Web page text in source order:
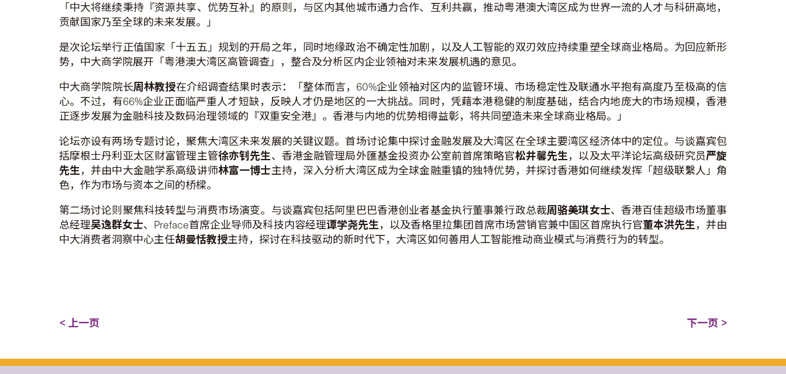
「中大将继续秉持『资源共享、优势互补』的原则，与区内其他城市通力合作、互利共赢，推动粤港澳大湾区成为世界一流的人才与科研高地，
贡献国家乃至全球的未来发展。」
是次论坛举行正值国家「十五五」规划的开局之年，同时地缘政治不确定性加剧，以及人工智能的双刃效应持续重塑全球商业格局。为回应新形
势，中大商学院展开「粤港澳大湾区高管调查」，整合及分析区内企业领袖对未来发展机遇的意见。
中大商学院院长周林教授在介绍调查结果时表示：「整体而言，60%企业领袖对区内的监管环境、市场稳定性及联通水平抱有高度乃至极高的信
心。不过，有66%企业正面临严重人才短缺，反映人才仍是地区的一大挑战。同时，凭藉本港稳健的制度基础，结合内地庞大的市场规模，香港
正逐步发展为金融科技及数码治理领域的『双重安全港』。香港与内地的优势相得益彰，将共同塑造未来全球商业格局。」
论坛亦设有两场专题讨论，聚焦大湾区未来发展的关键议题。首场讨论集中探讨金融发展及大湾区在全球主要湾区经济体中的定位。与谈嘉宾包
括摩根士丹利亚太区财富管理主管徐亦钊先生、香港金融管理局外匯基金投资办公室前首席策略官松井馨先生，以及太平洋论坛高级研究员严旋
先生，并由中大金融学系高级讲师林富一博士主持，深入分析大湾区成为全球金融重镇的独特优势，并探讨香港如何继续发挥「超级联繫人」角
色，作为市场与资本之间的桥樑。
第二场讨论则聚焦科技转型与消费市场演变。与谈嘉宾包括阿里巴巴香港创业者基金执行董事兼行政总裁周骆美琪女士、香港百佳超级市场董事
总经理吴逸群女士、Preface首席企业导师及科技内容经理谭学尧先生，以及香格里拉集团首席市场营销官兼中国区首席执行官董本洪先生，并由
中大消费者洞察中心主任胡曼恬教授主持，探讨在科技驱动的新时代下，大湾区如何善用人工智能推动商业模式与消费行为的转型。
< 上一页 下一页 >